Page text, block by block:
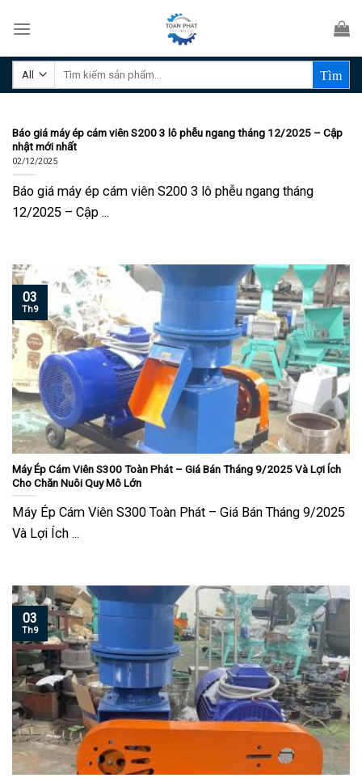
Tìm
Báo giá máy ép cám viên S200 3 lô phễu ngang tháng 12/2025 – Cập
nhật mới nhất
02/12/2025
Báo giá máy ép cám viên S200 3 lô phễu ngang tháng
12/2025 – Cập ...
Máy Ép Cám Viên S300 Toàn Phát – Giá Bán Tháng 9/2025 Và Lợi Ích
Cho Chăn Nuôi Quy Mô Lớn
Máy Ép Cám Viên S300 Toàn Phát – Giá Bán Tháng 9/2025
Và Lợi Ích ...
03
Th9
03
Th9